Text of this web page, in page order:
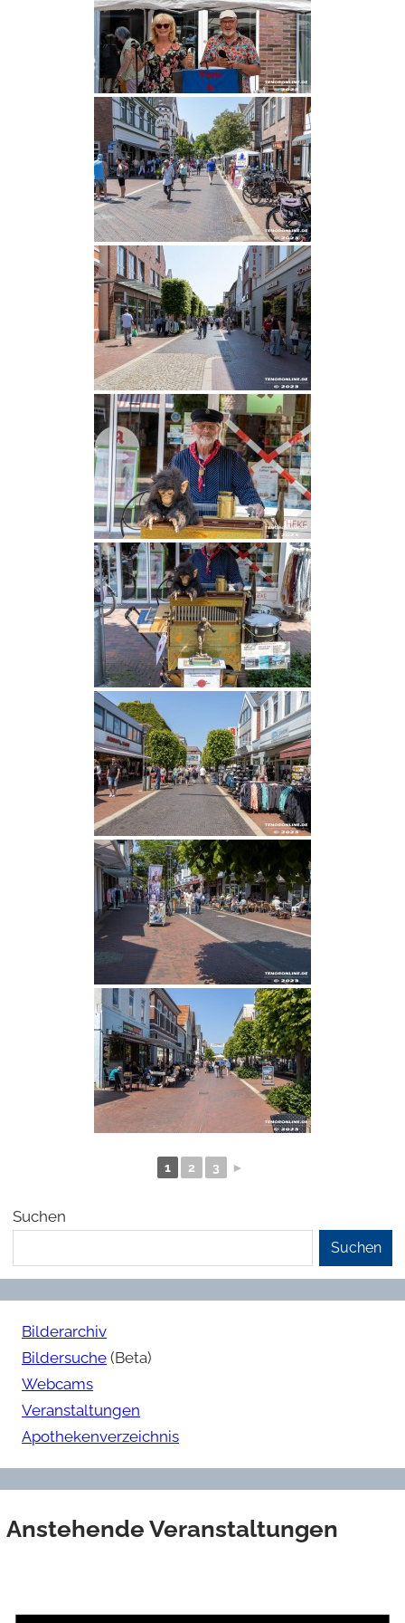
1 2 3 ►
Suchen
Suchen
Bilderarchiv
Bildersuche (Beta)
Webcams
Veranstaltungen
Apothekenverzeichnis
Anstehende Veranstaltungen